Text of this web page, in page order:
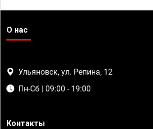
О нас
Ульяновск, ул. Репина, 12
Пн-Сб | 09:00 - 19:00
Контакты